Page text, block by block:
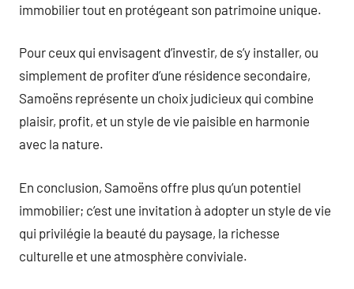
immobilier tout en protégeant son patrimoine unique.
Pour ceux qui envisagent d’investir, de s’y installer, ou
simplement de profiter d’une résidence secondaire,
Samoëns représente un choix judicieux qui combine
plaisir, profit, et un style de vie paisible en harmonie
avec la nature.
En conclusion, Samoëns offre plus qu’un potentiel
immobilier; c’est une invitation à adopter un style de vie
qui privilégie la beauté du paysage, la richesse
culturelle et une atmosphère conviviale.